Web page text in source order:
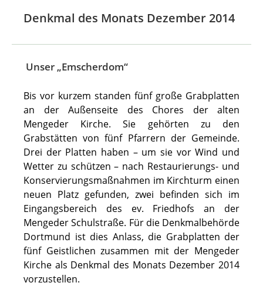
Denkmal des Monats Dezember 2014
Unser „Emscherdom“
Bis vor kurzem standen fünf große Grabplatten
an der Außenseite des Chores der alten
Mengeder Kirche. Sie gehörten zu den
Grabstätten von fünf Pfarrern der Gemeinde.
Drei der Platten haben – um sie vor Wind und
Wetter zu schützen – nach Restaurierungs- und
Konservierungsmaßnahmen im Kirchturm einen
neuen Platz gefunden, zwei befinden sich im
Eingangsbereich des ev. Friedhofs an der
Mengeder Schulstraße. Für die Denkmalbehörde
Dortmund ist dies Anlass, die Grabplatten der
fünf Geistlichen zusammen mit der Mengeder
Kirche als Denkmal des Monats Dezember 2014
vorzustellen.